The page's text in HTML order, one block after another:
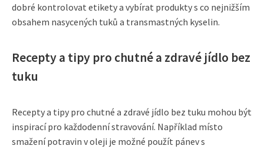
dobré kontrolovat etikety a vybírat produkty s co nejnižším
obsahem nasycených tuků a transmastných kyselin.
Recepty a tipy pro chutné a zdravé jídlo bez
tuku
Recepty a tipy pro chutné a zdravé jídlo bez tuku mohou být
inspirací pro každodenní stravování. Například místo
smažení potravin v oleji je možné použít pánev s